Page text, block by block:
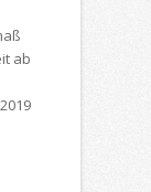
ab